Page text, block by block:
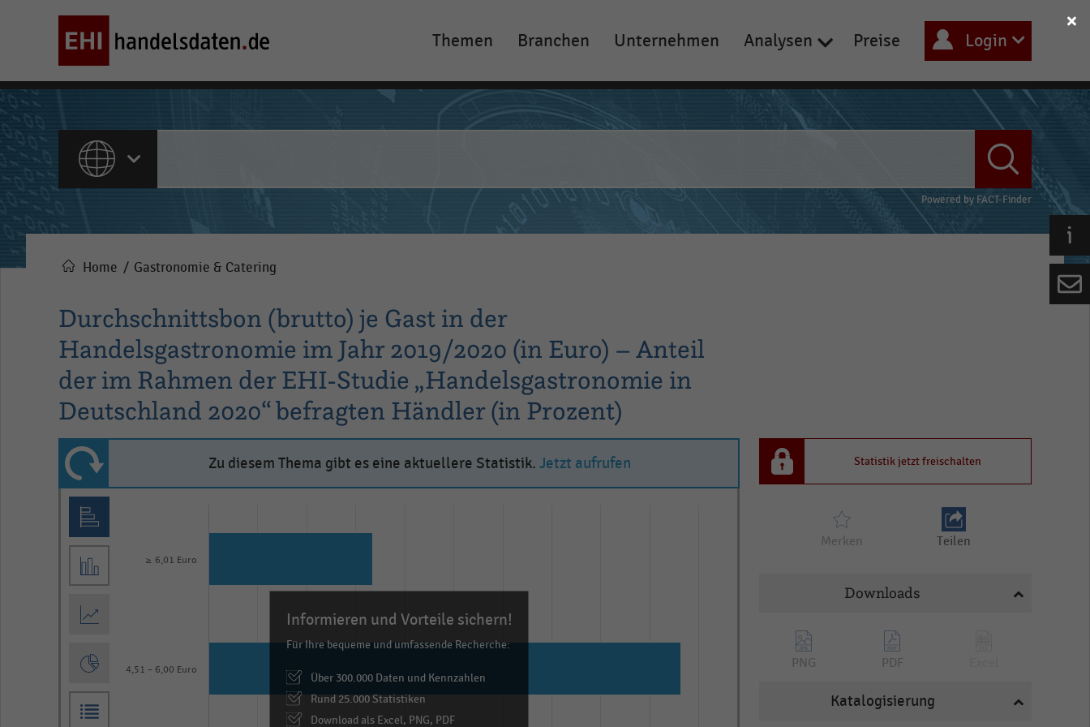
Main
navigation
Themen Branchen Unternehmen Analysen Preise Login
ALLE INHALTE
Powered by FACT-Finder
Pfadnavigation
Home Gastronomie & Catering
Durchschnittsbon (brutto) je Gast in der
Handelsgastronomie im Jahr 2019/2020 (in Euro) – Anteil
der im Rahmen der EHI-Studie „Handelsgastronomie in
Deutschland 2020“ befragten Händler (in Prozent)
Zu diesem Thema gibt es eine aktuellere Statistik. Jetzt aufrufen
1
≥ 6,01 Euro
4,51 - 6,00 Euro
Informieren und Vorteile sichern!
Für Ihre bequeme und umfassende Recherche:
Über 300.000 Daten und Kennzahlen
Rund 25.000 Statistiken
Download als Excel, PNG, PDF
Statistik jetzt freischalten
Merken Teilen
Downloads
PNG PDF
Katalogisierung